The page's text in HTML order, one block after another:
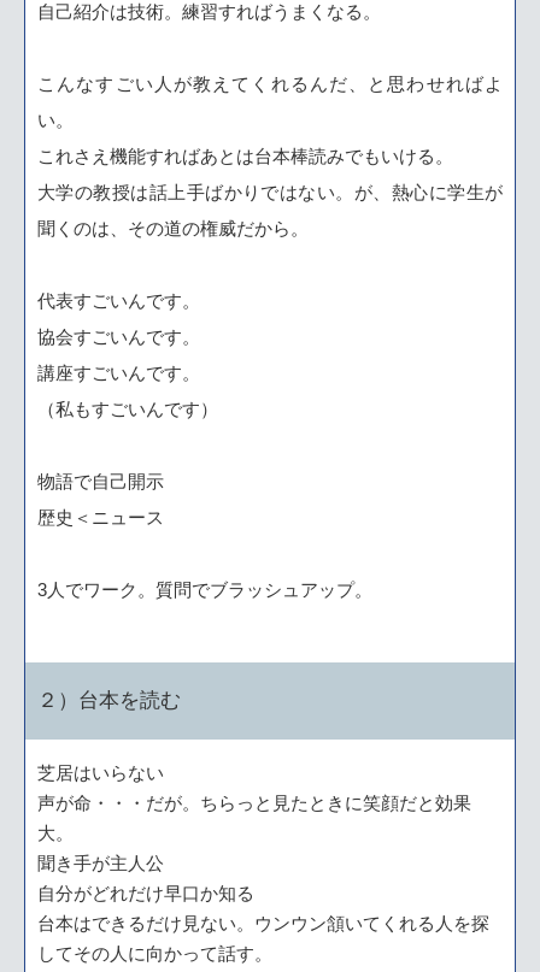
自己紹介は技術。練習すればうまくなる。
こんなすごい人が教えてくれるんだ、と思わせればよ
い。
これさえ機能すればあとは台本棒読みでもいける。
大学の教授は話上手ばかりではない。が、熱心に学生が
聞くのは、その道の権威だから。
代表すごいんです。
協会すごいんです。
講座すごいんです。
（私もすごいんです）
物語で自己開示
歴史＜ニュース
3人でワーク。質問でブラッシュアップ。
２）台本を読む
芝居はいらない
声が命・・・だが。ちらっと見たときに笑顔だと効果
大。
聞き手が主人公
自分がどれだけ早口か知る
台本はできるだけ見ない。ウンウン頷いてくれる人を探
してその人に向かって話す。